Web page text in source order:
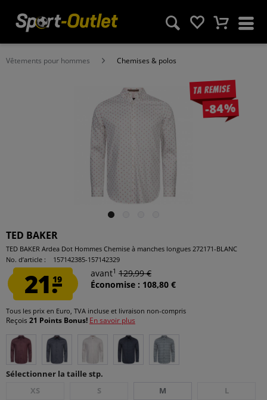
Vêtements pour hommes Chemises & polos
Ta remise
-84%
TED BAKER
TED BAKER Ardea Dot Hommes Chemise à manches longues 272171-BLANC
No. d’article :
157142385-157142329
21.19
avant1 129,99 €
Économise : 108,80 €
Tous les prix en Euro, TVA incluse et livraison non-compris
Reçois 21 Points Bonus! En savoir plus
Sélectionner la taille stp.
XS
S M L